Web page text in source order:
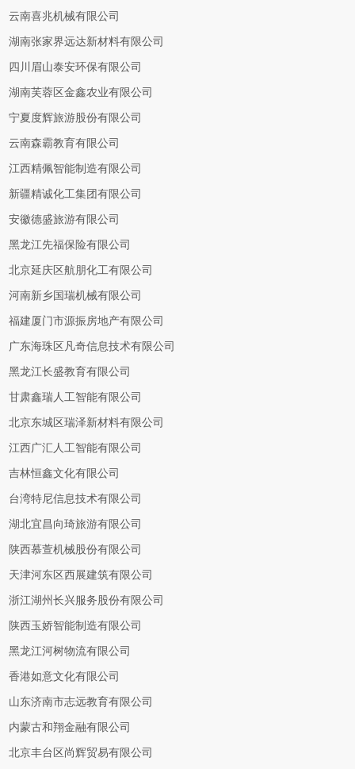
云南喜兆机械有限公司
湖南张家界远达新材料有限公司
四川眉山泰安环保有限公司
湖南芙蓉区金鑫农业有限公司
宁夏度辉旅游股份有限公司
云南森霸教育有限公司
江西精佩智能制造有限公司
新疆精诚化工集团有限公司
安徽德盛旅游有限公司
黑龙江先福保险有限公司
北京延庆区航朋化工有限公司
河南新乡国瑞机械有限公司
福建厦门市源振房地产有限公司
广东海珠区凡奇信息技术有限公司
黑龙江长盛教育有限公司
甘肃鑫瑞人工智能有限公司
北京东城区瑞泽新材料有限公司
江西广汇人工智能有限公司
吉林恒鑫文化有限公司
台湾特尼信息技术有限公司
湖北宜昌向琦旅游有限公司
陕西慕萱机械股份有限公司
天津河东区西展建筑有限公司
浙江湖州长兴服务股份有限公司
陕西玉娇智能制造有限公司
黑龙江河树物流有限公司
香港如意文化有限公司
山东济南市志远教育有限公司
内蒙古和翔金融有限公司
北京丰台区尚辉贸易有限公司